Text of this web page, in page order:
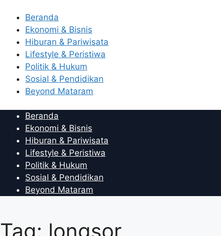
Beranda
Ekonomi & Bisnis
Hiburan & Pariwisata
Lifestyle & Peristiwa
Politik & Hukum
Sosial & Pendidikan
Beyond Mataram
Beranda
Ekonomi & Bisnis
Hiburan & Pariwisata
Lifestyle & Peristiwa
Politik & Hukum
Sosial & Pendidikan
Beyond Mataram
Tag: longsor